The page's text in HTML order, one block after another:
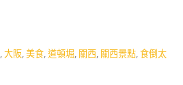
,大阪,美食,道頓堀, 關西, 關西景點,食倒太